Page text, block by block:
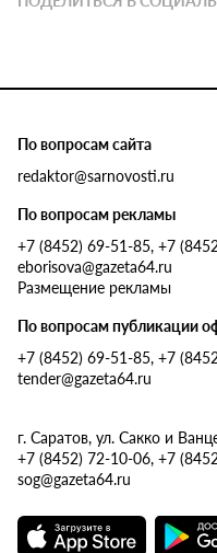
По вопросам сайта
redaktor@sarnovosti.ru
По вопросам рекламы
+7 (8452) 69-51-85, +7
eborisova@gazeta64.ru
Размещение рекламы
По вопросам публикации
+7 (8452) 69-51-85, +7
tender@gazeta64.ru
г. Саратов, ул. Сакко и
+7 (8452) 72-10-06, +7
sog@gazeta64.ru